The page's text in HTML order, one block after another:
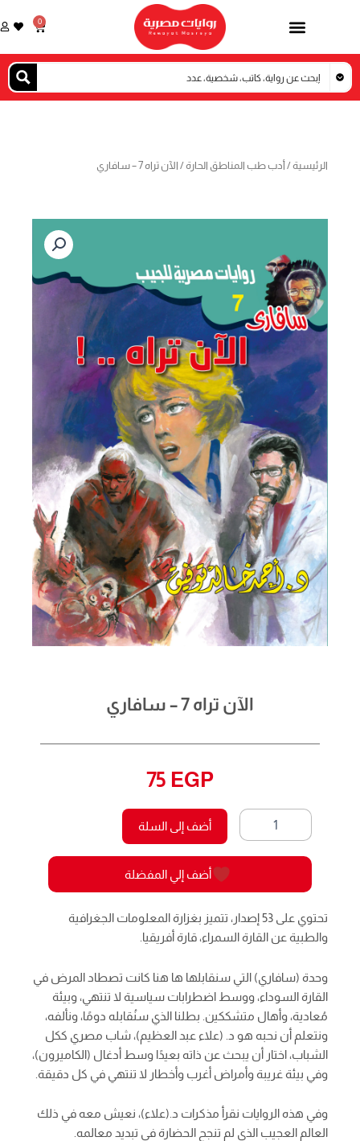
0
Cart
الرئيسية/أدب طب المناطق الحارة/ الآن تراه 7 – سافاري
الآن تراه 7 – سافاري
75 EGP
كمية
الآن
7
سافاري
أضف إلى السلة
أضف إلي المفضلة
تحتوي على 53 إصدار، تتميز بغزارة المعلومات الجغرافية
والطبية عن القارة السمراء، قارة أفريقيا.
وحدة (سافاري) التي سنقابلها ها هنا كانت تصطاد المرض في
القارة السوداء، ووسط اضطرابات سياسية لا تنتهي، وبيئة
مُعادية، وأهال متشككين. بطلنا الذي سنُقابله دومًا، ونألفه،
ونتعلم أن نحبه هو د. (علاء عبد العظيم)، شاب مصري ككل
الشباب، اختار أن يبحث عن ذاته بعيدًا وسط أدغال (الكاميرون)،
وفي بيئة غريبة وأمراض أغرب وأخطار لا تنتهي في كل دقيقة.
وفي هذه الروايات نقرأ مذكرات د.(علاء)، نعيش معه في ذلك
العالم العجيب الذي لم تنجح الحضارة في تبديد معالمه.